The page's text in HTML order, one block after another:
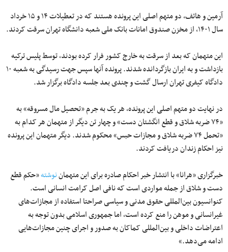
آرمین و هاتف، دو متهم اصلی این پرونده هستند که در تعطیلات ۱۴ و ۱۵ خرداد
سال ۱۴۰۱، از مخزن صندوق امانات بانک ملی شعبه دانشگاه تهران سرقت کردند.
این متهمان که بعد از سرقت به خارج کشور فرار کرده بودند، توسط پلیس ترکیه
بازداشت و به ایران بازگردانده شدند. پرونده آنها سپس جهت رسیدگی به شعبه ۱۰
دادگاه کیفری تهران ارسال گشت و چندی بعد جلسه دادگاه برگزار شد.
در نهایت دو متهم اصلی این پرونده، هر یک به جرم «تحصیل مال مسروقه» به
«۷۴ ضربه شلاق و قطع انگشتان دست» و چهار تن دیگر از متهمان هر کدام به
«تحمل ۷۴ ضربه شلاق و مجازات حبس» محکوم شدند. دیگر متهمان این پرونده
نیز احکام زندان دریافت کردند.
خبرگزاری «هرانا» با انتشار خبر احکام صادره برای این متهماننوشته«حکم قطع
دست و شلاق از جمله مواردی است که نافی اصل کرامت انسانی است.
کنوانسیون بین‌المللی حقوق مدنی و سیاسی صراحتا استفاده از مجازات‌های
غیر‌انسانی و موهن را منع کرده است، اما جمهوری اسلامی بدون توجه به
اعتراضات داخلی و بین‌المللی کماکان به صدور و اجرای چنین مجازات‌هایی
ادامه می‌دهد.»